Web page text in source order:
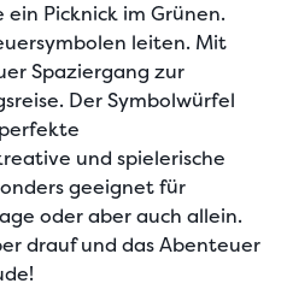
Picknick im Grünen.
leiten. Mit
Spaziergang zur
Der Symbolwürfel
und spielerische
geeignet für
oder aber auch allein.
drauf und das Abenteuer